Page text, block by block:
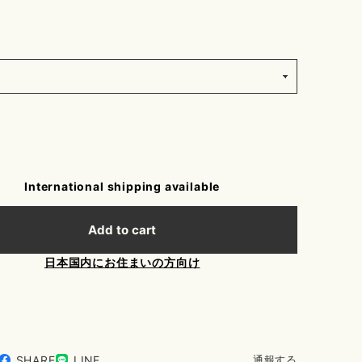
International shipping available
Add to cart
日本国内にお住まいの方向け